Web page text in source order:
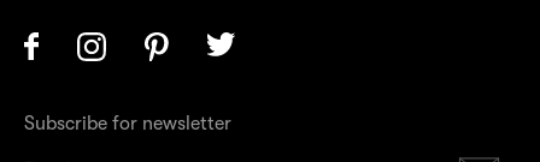
Facebook InstagramPinterest
Subscribe for newsletter